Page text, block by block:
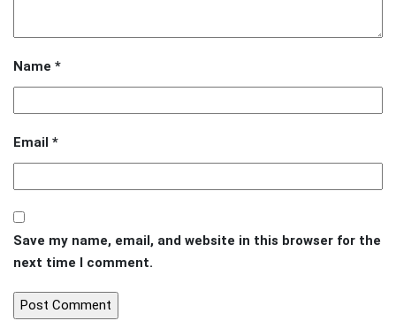
Name *
Email *
Save my name, email, and website in this browser for the
next time I comment.